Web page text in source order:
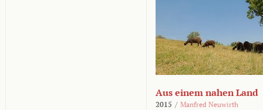
Aus einem nahen Land
2015 / Manfred Neuwirth